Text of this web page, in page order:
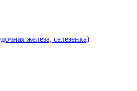
железа, селезенка)